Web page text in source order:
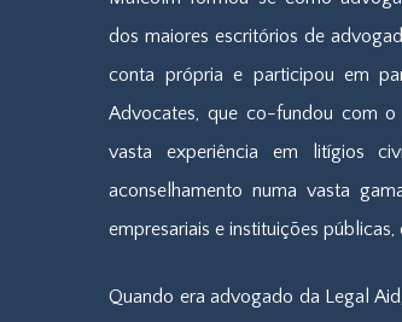
dos maiores escritórios de
conta própria e participou em
Advocates, que co-fundou com
vasta experiência em litígios
aconselhamento numa vasta
empresariais e instituições
Quando era advogado da Legal